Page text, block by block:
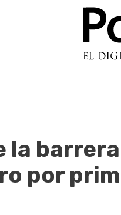
la
por